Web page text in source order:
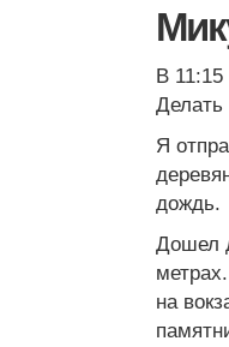
В 11:15
Делать
Я
дождь.
Дошел
на